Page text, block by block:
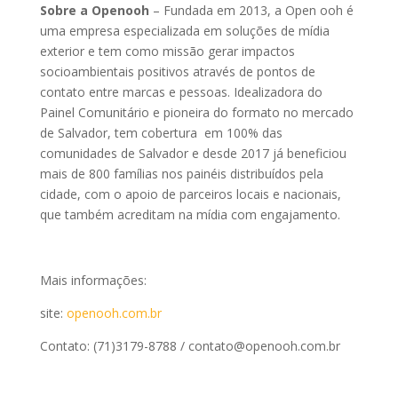
Sobre a Openooh – Fundada em 2013, a Open ooh é
uma empresa especializada em soluções de mídia
exterior e tem como missão gerar impactos
socioambientais positivos através de pontos de
contato entre marcas e pessoas. Idealizadora do
Painel Comunitário e pioneira do formato no mercado
de Salvador, tem cobertura em 100% das
comunidades de Salvador e desde 2017 já beneficiou
mais de 800 famílias nos painéis distribuídos pela
cidade, com o apoio de parceiros locais e nacionais,
que também acreditam na mídia com engajamento.
Mais informações:
site: openooh.com.br
Contato: (71)3179-8788 / contato@openooh.com.br